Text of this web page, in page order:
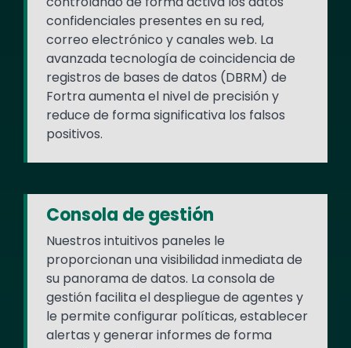
confidenciales presentes en su red,
correo electrónico y canales web. La
avanzada tecnología de coincidencia de
registros de bases de datos (DBRM) de
Fortra aumenta el nivel de precisión y
reduce de forma significativa los falsos
positivos.
Consola de gestión
Nuestros intuitivos paneles le
proporcionan una visibilidad inmediata de
su panorama de datos. La consola de
gestión facilita el despliegue de agentes y
le permite configurar políticas, establecer
alertas y generar informes de forma